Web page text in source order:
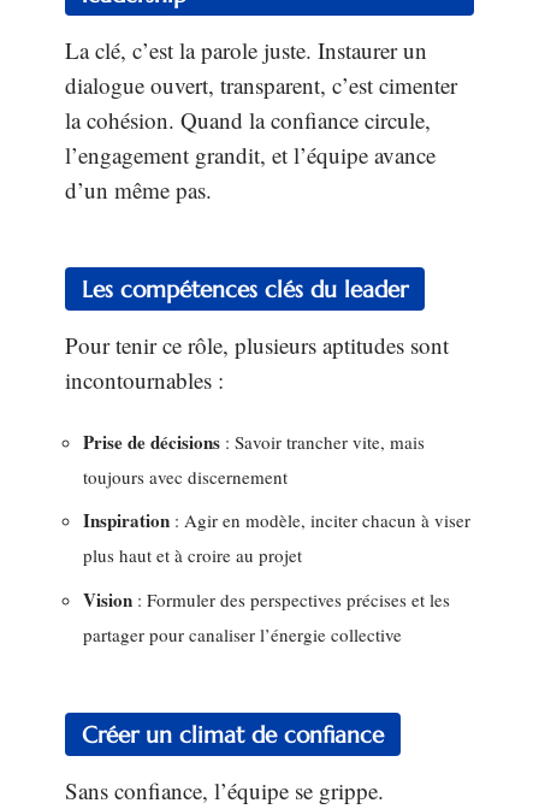
La clé, c’est la parole juste. Instaurer un
dialogue ouvert, transparent, c’est cimenter
la cohésion. Quand la confiance circule,
l’engagement grandit, et l’équipe avance
d’un même pas.
Les compétences clés du leader
Pour tenir ce rôle, plusieurs aptitudes sont
incontournables :
Prise de décisions : Savoir trancher vite, mais
toujours avec discernement
Inspiration : Agir en modèle, inciter chacun à viser
plus haut et à croire au projet
Vision : Formuler des perspectives précises et les
partager pour canaliser l’énergie collective
Créer un climat de confiance
Sans confiance, l’équipe se grippe.